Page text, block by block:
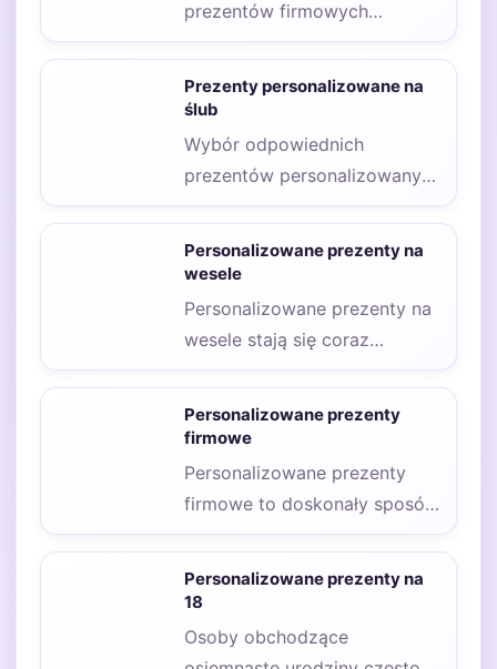
prezentów firmowych
personalizowanych może być
kluczowy dla budowania
relacji z klientami oraz
pracownikami.…
Prezenty personalizowane na
ślub
Wybór odpowiednich
prezentów personalizowanych
na ślub dla pary młodej może
być nie lada wyzwaniem,
zwłaszcza…
Personalizowane prezenty na
wesele
Personalizowane prezenty na
wesele stają się coraz
bardziej popularne wśród
gości, którzy pragną uczynić
ten…
Personalizowane prezenty
firmowe
Personalizowane prezenty
firmowe to doskonały sposób
na wyrażenie uznania dla
pracowników, klientów czy
partnerów biznesowych.…
Personalizowane prezenty na
18
Osoby obchodzące